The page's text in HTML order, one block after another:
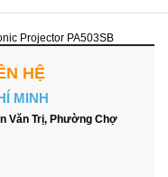
Projector PA503SB
HỆ
MINH
Văn Trị, Phường Chợ